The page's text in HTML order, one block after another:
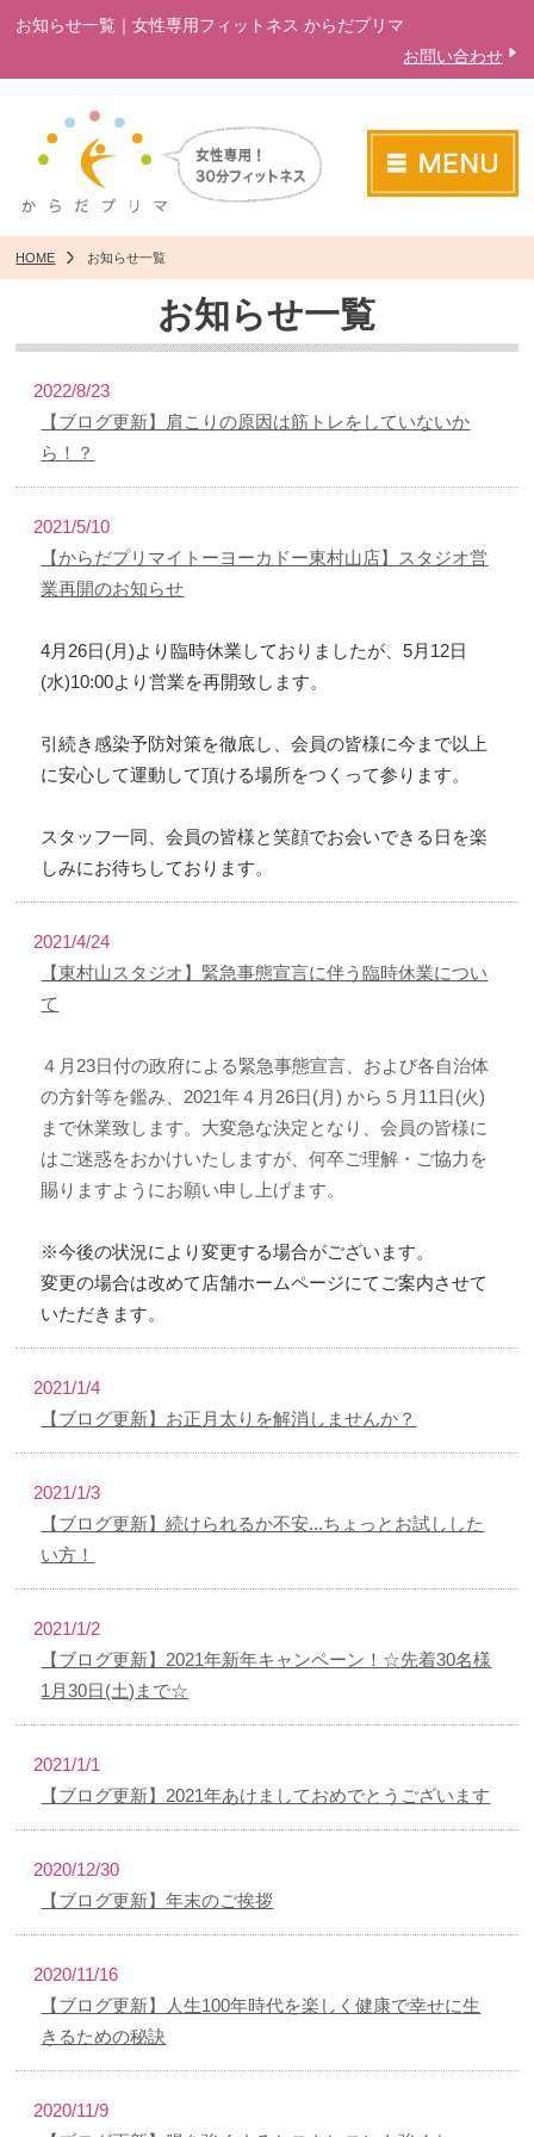
お知らせ一覧｜女性専用フィットネス からだプリマ
お問い合わせ
HOME お知らせ一覧
お知らせ一覧
2022/8/23
【ブログ更新】肩こりの原因は筋トレをしていないか
ら！？
2021/5/10
【からだプリマイトーヨーカドー東村山店】スタジオ営
業再開のお知らせ
4月26日(月)より臨時休業しておりましたが、5月12日
(水)10:00より営業を再開致します。
引続き感染予防対策を徹底し、会員の皆様に今まで以上
に安心して運動して頂ける場所をつくって参ります。
スタッフ一同、会員の皆様と笑顔でお会いできる日を楽
しみにお待ちしております。
2021/4/24
【東村山スタジオ】緊急事態宣言に伴う臨時休業につい
て
４月23日付の政府による緊急事態宣言、および各自治体
の方針等を鑑み、2021年４月26日(月) から５月11日(火)
まで休業致します。大変急な決定となり、会員の皆様に
はご迷惑をおかけいたしますが、何卒ご理解・ご協力を
賜りますようにお願い申し上げます。
※今後の状況により変更する場合がございます。
変更の場合は改めて店舗ホームページにてご案内させて
いただきます。
2021/1/4
【ブログ更新】お正月太りを解消しませんか？
2021/1/3
【ブログ更新】続けられるか不安...ちょっとお試しした
い方！
2021/1/2
【ブログ更新】2021年新年キャンペーン！☆先着30名様
1月30日(土)まで☆
2021/1/1
【ブログ更新】2021年あけましておめでとうございます
2020/12/30
【ブログ更新】年末のご挨拶
2020/11/16
【ブログ更新】人生100年時代を楽しく健康で幸せに生
きるための秘訣
2020/11/9